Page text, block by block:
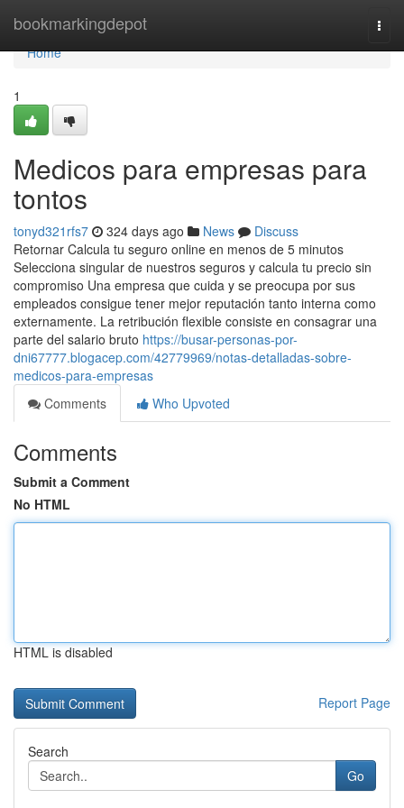
bookmarkingdepot
Home
Home
1
Medicos para empresas para
tontos
tonyd321rfs7 324 days ago News
Discuss
Retornar Calcula tu seguro online en menos de 5 minutos
Selecciona singular de nuestros seguros y calcula tu precio sin
compromiso Una empresa que cuida y se preocupa por sus
empleados consigue tener mejor reputación tanto interna como
externamente. La retribución flexible consiste en consagrar una
parte del salario bruto https://busar-personas-por-
dni67777.blogacep.com/42779969/notas-detalladas-sobre-
medicos-para-empresas
Comments
Who Upvoted
Comments
Submit a Comment
No HTML
HTML is disabled
Report Page
Search
Go